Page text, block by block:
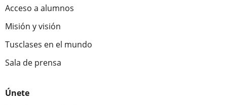
Acceso a alumnos
Misión y visión
Tusclases en el mundo
Sala de prensa
Únete